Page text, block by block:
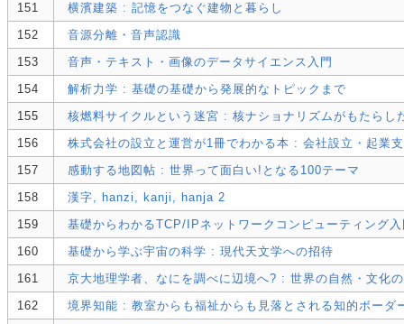
151
横濱建築 : 記憶をつなぐ建物と暮らし
152
音源分離・音声認識
153
音声・テキスト・画像のデータサイエンス入門
154
解析力学 : 基礎の基礎から発展的なトピックまで
155
核燃料サイクルという迷宮 : 核ナショナリズムがもたらし
156
株式会社の設立と運営が1冊でわかる本 : 会社設立・起業
157
感動する地図帖 : 世界って面白い!となる100テーマ
158
漢字, hanzi, kanji, hanja 2
159
基礎からわかるTCP/IPネットワークコンピューティング
160
基礎から学ぶ宇宙の科学 : 現代天文学への招待
161
京大地理学者、なにを調べに辺境へ? : 世界の自然・文化
162
境界知能 : 教室からも福祉からも見落とされる知的ボーダ